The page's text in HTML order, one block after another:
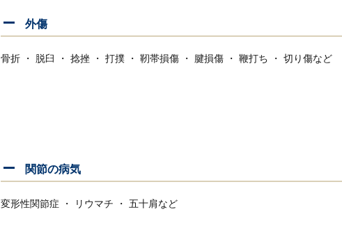
外傷
骨折 ・ 脱臼 ・ 捻挫 ・ 打撲 ・ 靭帯損傷 ・ 腱損傷 ・ 鞭打ち ・ 切り傷など
関節の病気
変形性関節症 ・ リウマチ ・ 五十肩など